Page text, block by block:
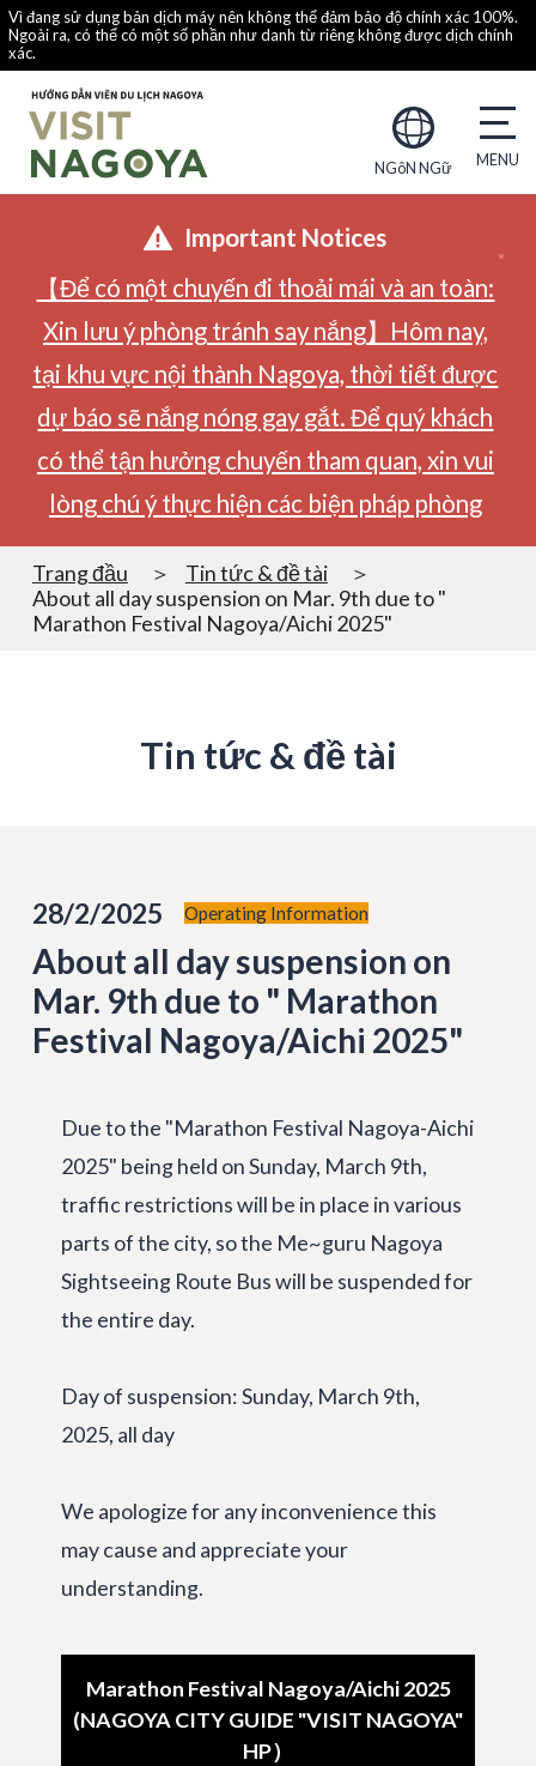
Vì đang sử dụng bản dịch máy nên không thể đảm bảo độ chính xác 100%.
Ngoài ra, có thể có một số phần như danh từ riêng không được dịch chính
xác.
NGôN NGữ
Important Notices
【Để có một chuyến đi thoải mái và an toàn:
Xin lưu ý phòng tránh say nắng】Hôm nay,
tại khu vực nội thành Nagoya, thời tiết được
dự báo sẽ nắng nóng gay gắt. Để quý khách
có thể tận hưởng chuyến tham quan, xin vui
lòng chú ý thực hiện các biện pháp phòng
Trang đầu
Tin tức & đề tài
About all day suspension on Mar. 9th due to "
Marathon Festival Nagoya/Aichi 2025"
Tin tức & đề tài
28/2/2025 Operating Information
About all day suspension on
Mar. 9th due to " Marathon
Festival Nagoya/Aichi 2025"
Due to the "Marathon Festival Nagoya-Aichi
2025" being held on Sunday, March 9th,
traffic restrictions will be in place in various
parts of the city, so the Me~guru Nagoya
Sightseeing Route Bus will be suspended for
the entire day.
Day of suspension: Sunday, March 9th,
2025, all day
We apologize for any inconvenience this
may cause and appreciate your
understanding.
Marathon Festival Nagoya/Aichi 2025
(NAGOYA CITY GUIDE "VISIT NAGOYA"
HP）